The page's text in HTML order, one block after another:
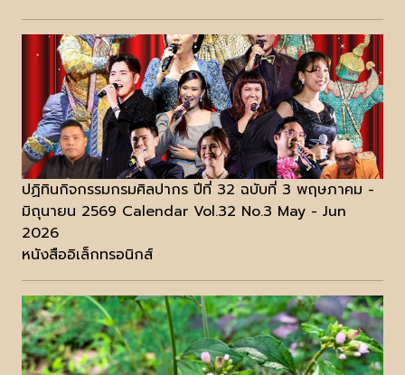
ปฏิทินกิจกรรมกรมศิลปากร ปีที่ 32 ฉบับที่ 3 พฤษภาคม -
มิถุนายน 2569 Calendar Vol.32 No.3 May - Jun
2026
หนังสืออิเล็กทรอนิกส์